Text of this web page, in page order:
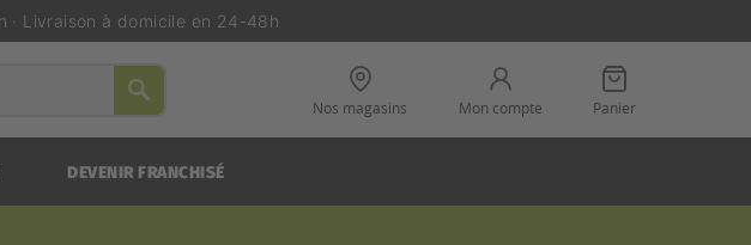
· Livraison à domicile en 24-48h
DEVENIR FRANCHISÉ
Nos magasins Mon compte Panier